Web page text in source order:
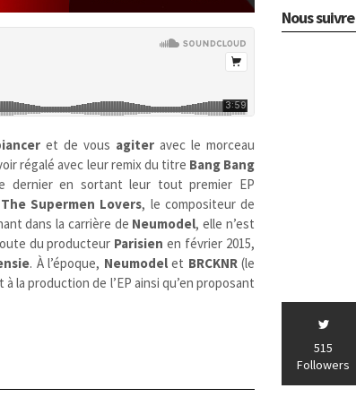
et de vous agiteravec le morceau
régalé avec leur remix du titre Bang Bang
en sortant leur tout premier EP
The Supermen Lovers, le compositeur de
dans la carrière de Neumodel, elle n’est
du producteur Parisien en février 2015,
. À l’époque, Neumodelet BRCKNR(le
la production de l’EP ainsi qu’en proposant
Nous
515
Followers